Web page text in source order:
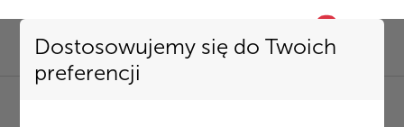
Dostosowujemy się do Twoich
preferencji
favorite